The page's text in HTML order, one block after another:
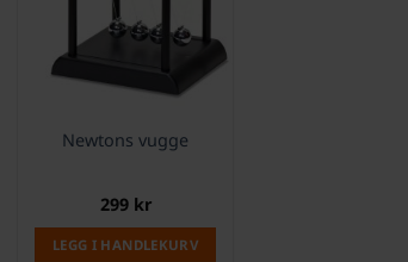
Newtons vugge
299 kr
LEGG I HANDLEKURV